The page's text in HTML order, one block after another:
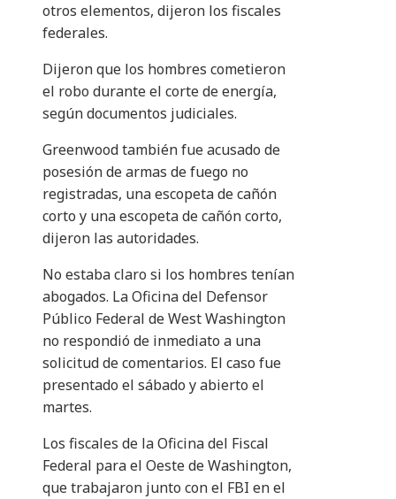
otros elementos, dijeron los fiscales
federales.
Dijeron que los hombres cometieron
el robo durante el corte de energía,
según documentos judiciales.
Greenwood también fue acusado de
posesión de armas de fuego no
registradas, una escopeta de cañón
corto y una escopeta de cañón corto,
dijeron las autoridades.
No estaba claro si los hombres tenían
abogados. La Oficina del Defensor
Público Federal de West Washington
no respondió de inmediato a una
solicitud de comentarios. El caso fue
presentado el sábado y abierto el
martes.
Los fiscales de la Oficina del Fiscal
Federal para el Oeste de Washington,
que trabajaron junto con el FBI en el